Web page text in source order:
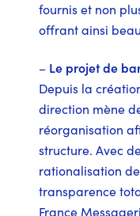
fournis et non
offrant ainsi
– Le projet de
Depuis la
direction mène
réorganisation
structure. Avec
rationalisation
transparence
France